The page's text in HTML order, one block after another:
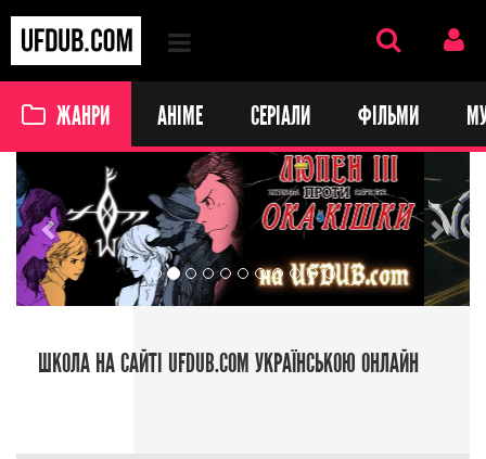
ЖАНРИ АНІМЕ СЕРІАЛИ ФІЛЬМИ
Previous
ШКОЛА НА САЙТІ UFDUB.COM УКРАЇНСЬКОЮ ОНЛАЙН